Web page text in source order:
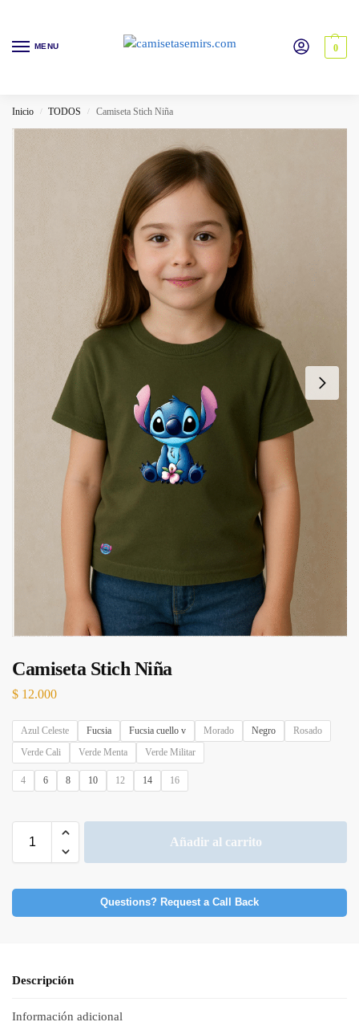
MENU 0
Inicio / TODOS / Camiseta Stich Niña
Camiseta Stich Niña
$ 12.000
Azul Celeste Fucsia Fucsia cuello v Morado Negro
Rosado
Verde Cali
Verde Menta Verde Militar
4 6 8 10 12 14 16
Añadir al carrito
Questions? Request a Call Back
Descripción
Información adicional